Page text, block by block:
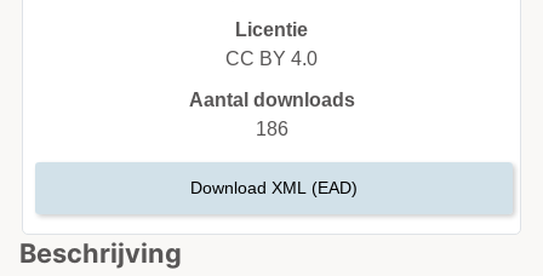
Beschrijving
Licentie
CC BY 4.0
Aantal downloads
186
Download XML (EAD)